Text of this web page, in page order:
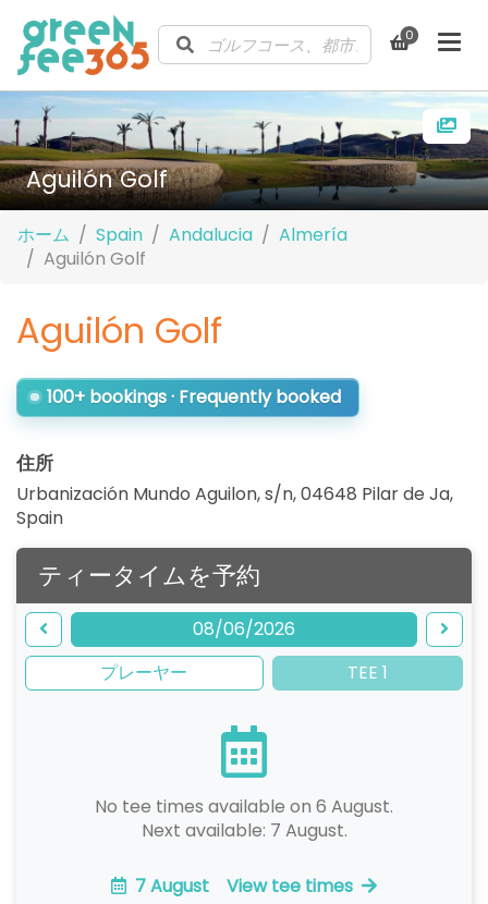
0
Aguilón Golf
ホーム Spain Andalucia
Almería
Aguilón Golf
Aguilón Golf
100+ bookings · Frequently booked
住所
Urbanización Mundo Aguilon, s/n, 04648 Pilar de Ja,
Spain
ティータイムを予約
08/06/2026
プレーヤー
TEE 1
No tee times available on 6 August.
Next available: 7 August.
7 August View tee times